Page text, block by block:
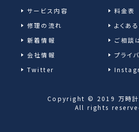
サービス内容
料金表
修理の流れ
よくあ
新着情報
ご相談
会社情報
プライ
Twitter
Copyright © 2019 万時計
All rights